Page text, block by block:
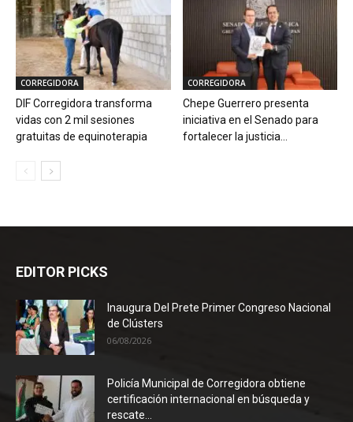
CORREGIDORA
DIF Corregidora transforma
vidas con 2 mil sesiones
gratuitas de equinoterapia
CORREGIDORA
Chepe Guerrero presenta
iniciativa en el Senado para
fortalecer la justicia...
EDITOR PICKS
Inaugura Del Prete Primer Congreso Nacional
de Clústers
06/08/2026
Policía Municipal de Corregidora obtiene
certificación internacional en búsqueda y
rescate...